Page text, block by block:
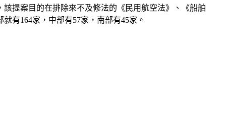
提案目的在排除來不及修法的《民用航空法》、《船舶
有164家，中部有57家，南部有45家。